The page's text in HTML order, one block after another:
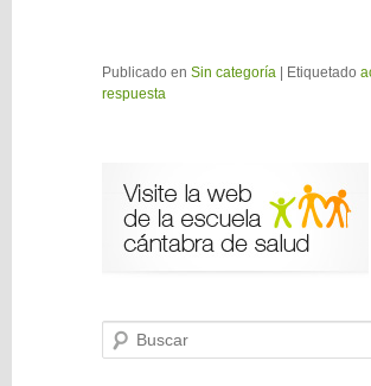
Publicado en Sin categoría | Etiquetado
respuesta
s